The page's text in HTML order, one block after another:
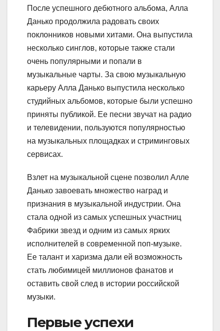
После успешного дебютного альбома, Алла
Данько продолжила радовать своих
поклонников новыми хитами. Она выпустила
несколько синглов, которые также стали
очень популярными и попали в
музыкальные чарты. За свою музыкальную
карьеру Алла Данько выпустила несколько
студийных альбомов, которые были успешно
приняты публикой. Ее песни звучат на радио
и телевидении, пользуются популярностью
на музыкальных площадках и стриминговых
сервисах.
Взлет на музыкальной сцене позволил Алле
Данько завоевать множество наград и
признания в музыкальной индустрии. Она
стала одной из самых успешных участниц
Фабрики звезд и одним из самых ярких
исполнителей в современной поп-музыке.
Ее талант и харизма дали ей возможность
стать любимицей миллионов фанатов и
оставить свой след в истории российской
музыки.
Первые успехи